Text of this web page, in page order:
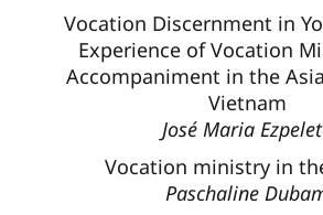
Vocation Discernment in
Experience of Vocation
Accompaniment in the
Vietnam
José Maria
Vocation ministry in
Paschaline